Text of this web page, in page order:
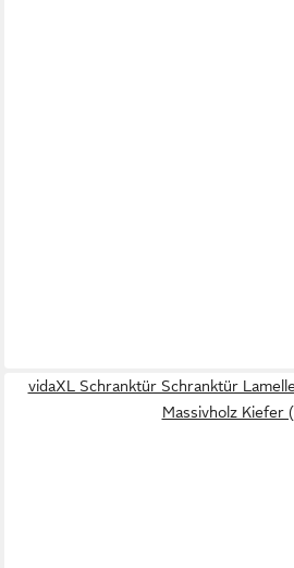
vidaXL Schranktür Schranktür
Massivholz Kiefer